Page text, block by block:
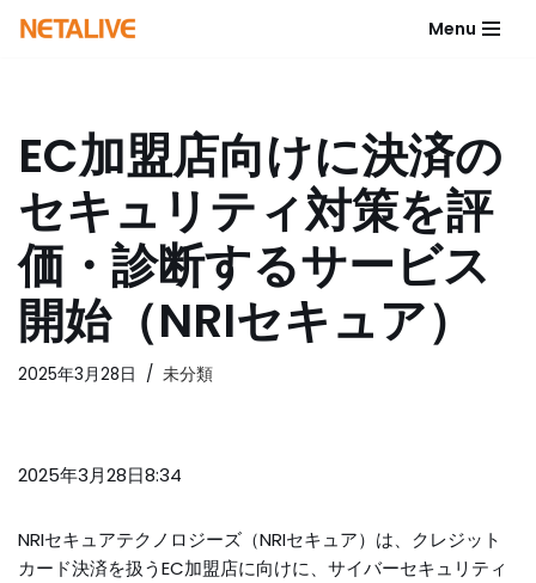
ン
ツ
へ
ス
キ
ッ
プ
Menu
EC加盟店向けに決済の
セキュリティ対策を評
価・診断するサービス
開始（NRIセキュア）
2025年3月28日 未分類
2025年3月28日8:34
NRIセキュアテクノロジーズ（NRIセキュア）は、クレジット
カード決済を扱うEC加盟店に向けに、サイバーセキュリティ